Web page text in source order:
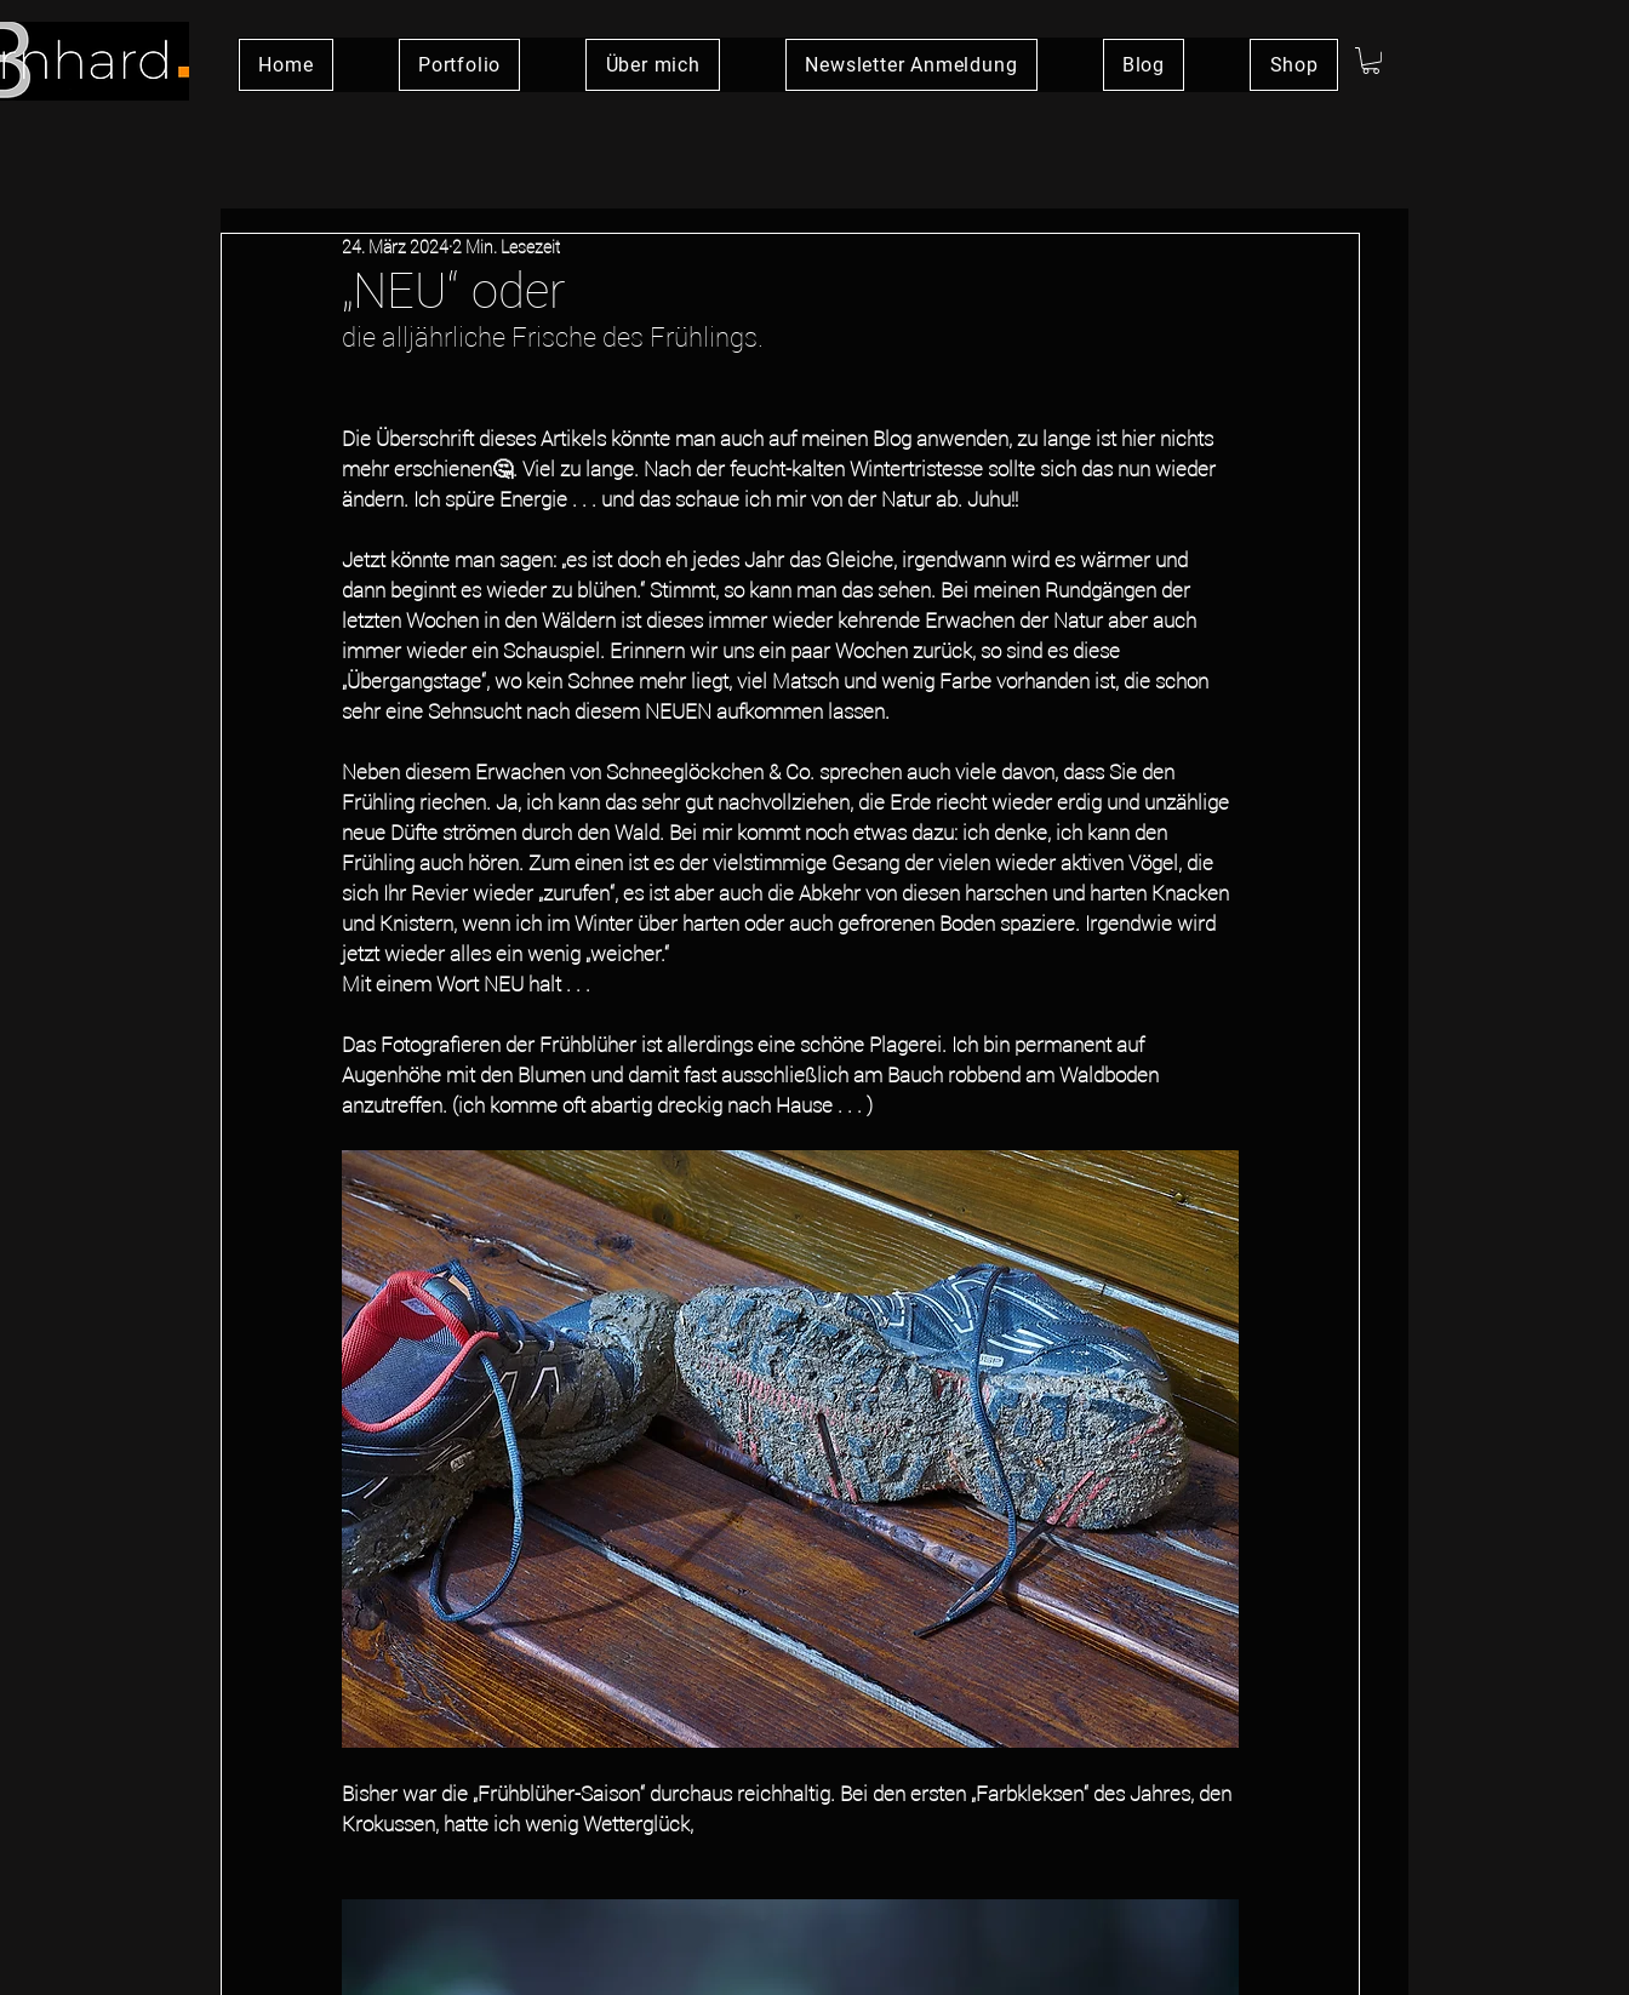
Home Portfolio Über mich Newsletter Anmeldung Blog Shop
„NEU“ oder
24. März 2024 2 Min. Lesezeit
die alljährliche Frische des Frühlings.
Die Überschrift dieses Artikels könnte man auch auf meinen Blog anwenden, zu lange ist hier nichts
mehr erschienen🤔. Viel zu lange. Nach der feucht-kalten Wintertristesse sollte sich das nun wieder
ändern. Ich spüre Energie . . . und das schaue ich mir von der Natur ab. Juhu!!
Jetzt könnte man sagen: „es ist doch eh jedes Jahr das Gleiche, irgendwann wird es wärmer und
dann beginnt es wieder zu blühen.“ Stimmt, so kann man das sehen. Bei meinen Rundgängen der
letzten Wochen in den Wäldern ist dieses immer wieder kehrende Erwachen der Natur aber auch
immer wieder ein Schauspiel. Erinnern wir uns ein paar Wochen zurück, so sind es diese
„Übergangstage“, wo kein Schnee mehr liegt, viel Matsch und wenig Farbe vorhanden ist, die schon
sehr eine Sehnsucht nach diesem NEUEN aufkommen lassen.
Neben diesem Erwachen von Schneeglöckchen & Co. sprechen auch viele davon, dass Sie den
Frühling riechen. Ja, ich kann das sehr gut nachvollziehen, die Erde riecht wieder erdig und unzählige
neue Düfte strömen durch den Wald. Bei mir kommt noch etwas dazu: ich denke, ich kann den
Frühling auch hören. Zum einen ist es der vielstimmige Gesang der vielen wieder aktiven Vögel, die
sich Ihr Revier wieder „zurufen“, es ist aber auch die Abkehr von diesen harschen und harten Knacken
und Knistern, wenn ich im Winter über harten oder auch gefrorenen Boden spaziere. Irgendwie wird
jetzt wieder alles ein wenig „weicher.“
Mit einem Wort NEU halt . . .
Das Fotografieren der Frühblüher ist allerdings eine schöne Plagerei. Ich bin permanent auf
Augenhöhe mit den Blumen und damit fast ausschließlich am Bauch robbend am Waldboden
anzutreffen. (ich komme oft abartig dreckig nach Hause . . . )
Bisher war die „Frühblüher-Saison“ durchaus reichhaltig. Bei den ersten „Farbkleksen“ des Jahres, den
Krokussen, hatte ich wenig Wetterglück,